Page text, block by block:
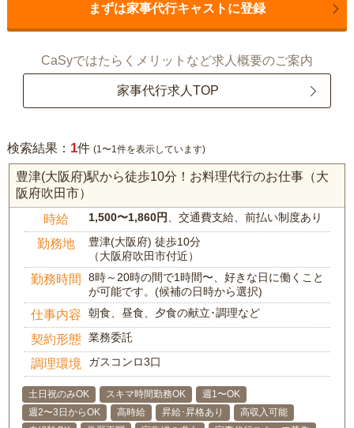
まずは家事代行キャストに登録
CaSyではたらくメリットなど求人概要のご案内
家事代行求人TOP
検索結果： 1件 (1〜1件を表示しています)
豊津(大阪府)駅から徒歩10分！お料理代行のお仕事（大
阪府吹田市）
時給 1,500〜1,860円 、交通費支給、前払い制度あり
勤務地
豊津(大阪府) 徒歩10分
（大阪府吹田市付近）
勤務時間
8時～20時の間で1時間〜、好きな日に働くこと
が可能です。(候補の日時から選択)
仕事内容 朝食、昼食、夕食の献立･調理など
契約形態 業務委託
調理環境 ガスコンロ3口
土日祝のみOK スキマ時間勤務OK
週1〜OK
週2〜3日からOK
高時給 昇給･昇格あり
高収入可能